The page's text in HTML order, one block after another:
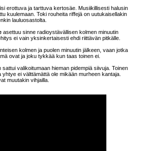
erottuva ja tarttuva kertosäe. Musiikillisesti halusin
kuulemaan. Toki rouheita riffejä on uutukaisellakin
lauluosastolta.
asettuu sinne radioystävällisen kolmen minuutin
ei vain yksinkertaisesti ehdi riittävän pitkälle.
kolmen ja puolen minuutin jälkeen, vaan jotka
ovat ja joku tykkää kun taas toinen ei.
valikoitumaan hieman pidempiä siivuja. Toinen
ei välttämättä ole mikään murheen kantaja.
muutakin vihjailla.